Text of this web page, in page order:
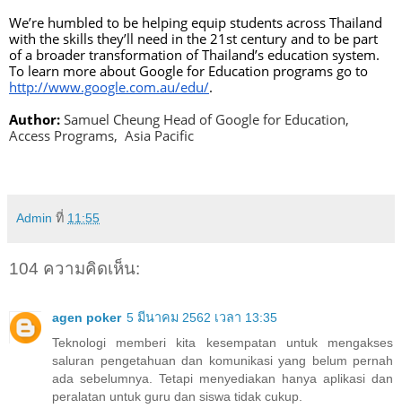
We’re humbled to be helping equip students across Thailand
with the skills they’ll need in the 21st century and to be part
of a broader transformation of Thailand’s education system.
http://www.google.com.au/edu/.
Author: Samuel Cheung Head of Google for Education,
Access Programs,  Asia Pacific
Admin ที่ 11:55
104 ความคิดเห็น:
agen poker 5 มีนาคม 2562 เวลา 13:35
Teknologi memberi kita kesempatan untuk mengakses
saluran pengetahuan dan komunikasi yang belum pernah
ada sebelumnya. Tetapi menyediakan hanya aplikasi dan
peralatan untuk guru dan siswa tidak cukup.